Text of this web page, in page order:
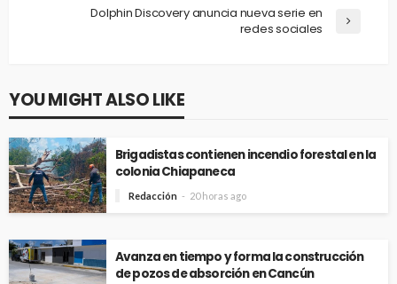
Dolphin Discovery anuncia nueva serie en
redes sociales
YOU MIGHT ALSO LIKE
Brigadistas contienen incendio forestal en la
colonia Chiapaneca
Redacción 20 horas ago
Avanza en tiempo y forma la construcción
de pozos de absorción en Cancún